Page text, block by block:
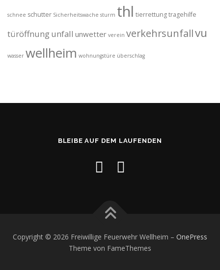
schnee schutter Sicherheitswache sturm thl tierrettungtragehilfe
türöffnungunfall unwetter verein verkehrsunfallvu
wasser wellheim wohnungstüre überschlag
BLEIBE AUF DEM LAUFENDEN
Copyright © 2026 Freiwillige Feuerwehr Wellheim – OnePress
Theme von FameThemes